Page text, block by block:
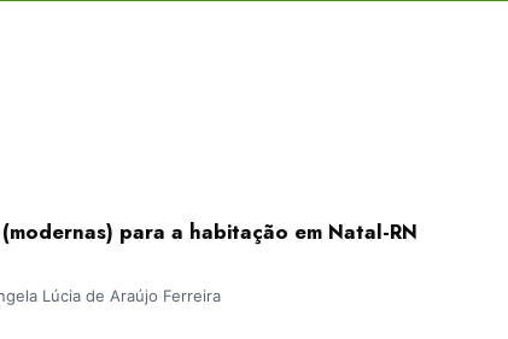
para a habitação em Natal-RN
Lúcia de Araújo Ferreira